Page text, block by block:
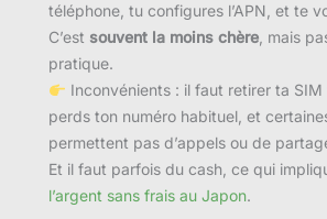
téléphone, tu configures l’APN, et te
C’est souvent la moins chère , mais
pratique.
Inconvénients : il faut retirer ta
perds ton numéro habituel, et
permettent pas d’appels ou de
Et il faut parfois du cash, ce qui
l’argent sans frais au Japon.